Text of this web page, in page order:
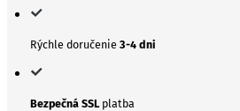
Rýchle doručenie 3-4 dni
Bezpečná SSLplatba